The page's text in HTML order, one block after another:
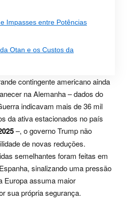
Impasses entre Potências
Otan e os Custos da
contingente americano ainda
na Alemanha – dados do
indicavam mais de 36 mil
da ativa estacionados no país
–, o governo Trump não
de novas reduções.
semelhantes foram feitas em
sinalizando uma pressão
Europa assuma maior
sua própria segurança.